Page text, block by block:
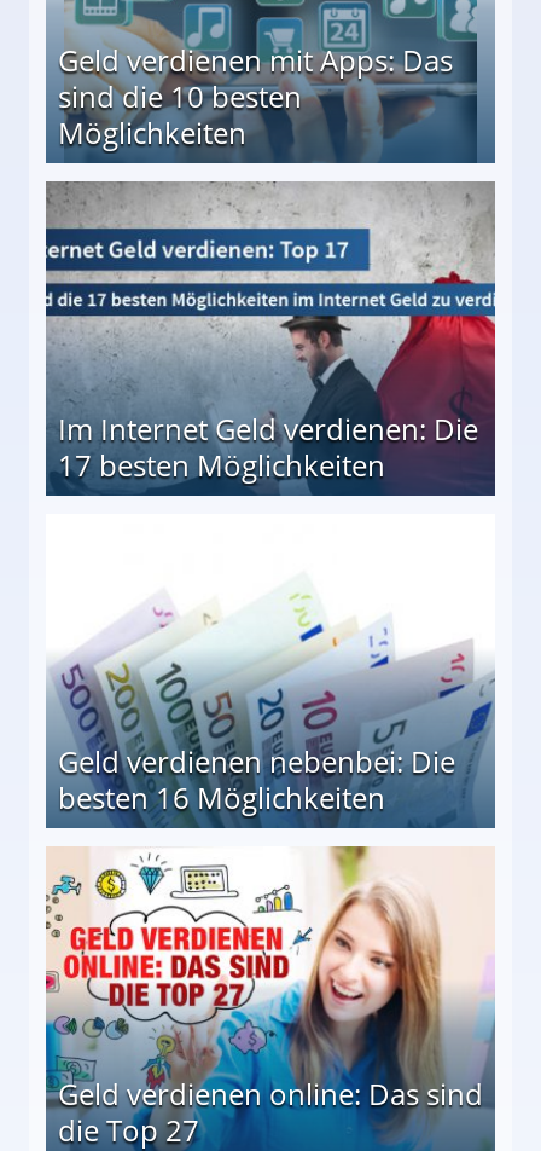
Geld verdienen mit Apps: Das
sind die 10 besten
Möglichkeiten
besten Möglichkeiten
Im Internet Geld verdienen: Die
17 besten Möglichkeiten
Geld verdienen nebenbei: Die
besten 16 Möglichkeiten
Geld verdienen online: Das sind
die Top 27